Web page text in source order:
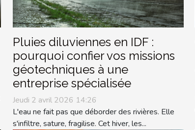
Pluies diluviennes en IDF :
pourquoi confier vos missions
géotechniques à une
entreprise spécialisée
Jeudi 2 avril 2026 14:26
L'eau ne fait pas que déborder des rivières. Elle
s'infiltre, sature, fragilise. Cet hiver, les...